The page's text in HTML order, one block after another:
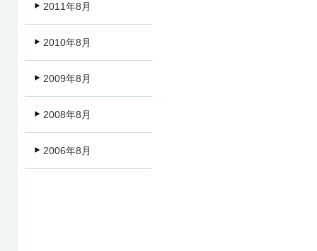
2011年8月
2010年8月
2009年8月
2008年8月
2006年8月